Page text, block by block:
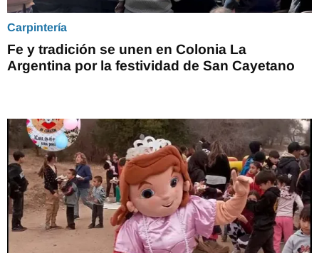
Carpintería
Fe y tradición se unen en Colonia La
Argentina por la festividad de San Cayetano